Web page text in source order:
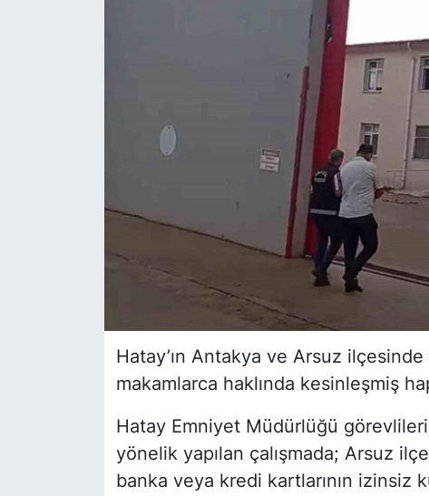
Hatay’ın Antakya ve Arsuz
makamlarca haklında kesinleşmiş
Hatay Emniyet Müdürlüğü
yönelik yapılan çalışmada; Arsuz
banka veya kredi kartlarının izinsiz
Haberde insan